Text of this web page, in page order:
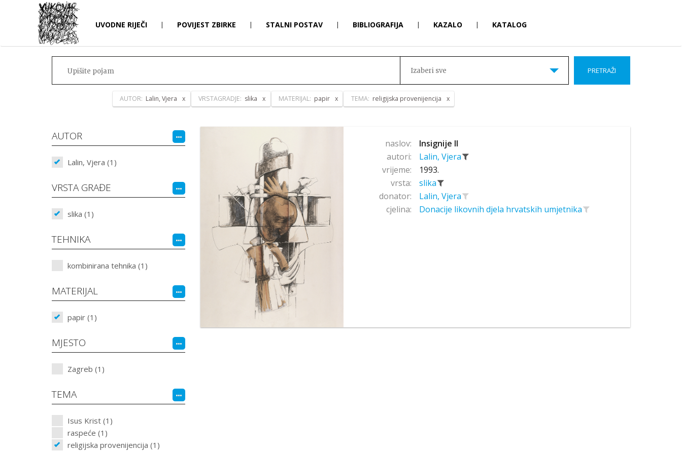
UVODNE RIJEČI | POVIJEST ZBIRKE | STALNI POSTAV | BIBLIOGRAFIJA | KAZALO | KATALOG
Izaberi sve PRETRAŽI
AUTOR: Lalin, Vjera VRSTAGRADJE: slika MATERIJAL: papir TEMA: religijska provenijencija
AUTOR
Lalin, Vjera (1)
VRSTA GRAĐE
slika (1)
TEHNIKA
kombinirana tehnika (1)
MATERIJAL
papir (1)
MJESTO
Zagreb (1)
TEMA
Isus Krist (1)
raspeće (1)
religijska provenijencija (1)
naslov:
Insignije II
autori:
Lalin, Vjera
vrijeme:
1993.
vrsta:
slika
donator:
Lalin, Vjera
cjelina:
Donacije likovnih djela hrvatskih umjetnika